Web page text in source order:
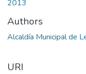
2013
Authors
Alcaldía Municipal de
URI